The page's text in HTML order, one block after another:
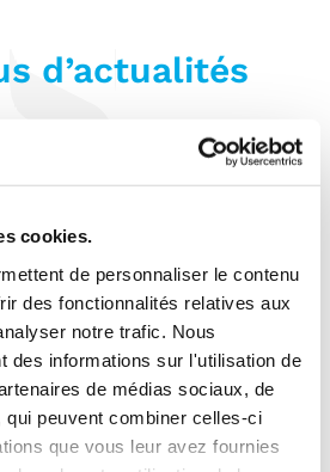
cookies.
de personnaliser le contenu
des fonctionnalités relatives aux
notre trafic. Nous
des informations sur l'utilisation de
de médias sociaux, de
qui peuvent combiner celles-ci
que vous leur avez fournies
d’actualités
:3 min